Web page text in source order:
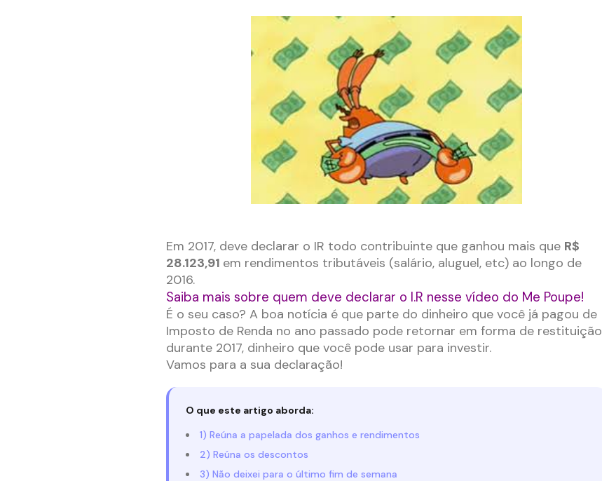
Em 2017, deve declarar o IR todo contribuinte que ganhou mais que R$
28.123,91 em rendimentos tributáveis (salário, aluguel, etc) ao longo de
2016.
Saiba mais sobre quem deve declarar o I.R nesse vídeo do Me Poupe!
É o seu caso? A boa notícia é que parte do dinheiro que você já pagou de
Imposto de Renda no ano passado pode retornar em forma de restituição
durante 2017, dinheiro que você pode usar para investir.
Vamos para a sua declaração!
O que este artigo aborda:
1) Reúna a papelada dos ganhos e rendimentos
2) Reúna os descontos
3) Não deixei para o último fim de semana